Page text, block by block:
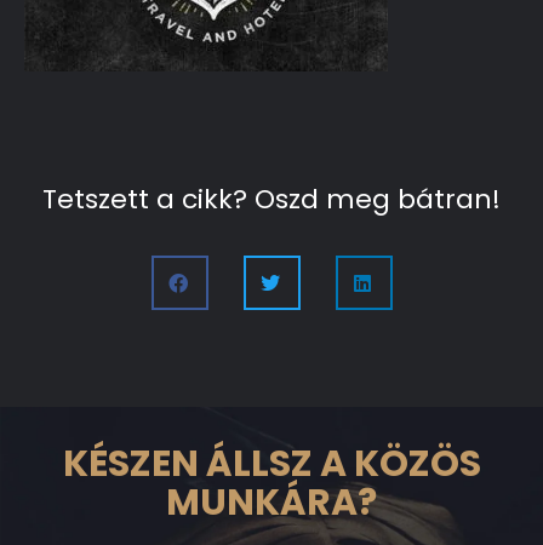
Tetszett a cikk? Oszd meg bátran!
KÉSZEN ÁLLSZ A KÖZÖS
MUNKÁRA?